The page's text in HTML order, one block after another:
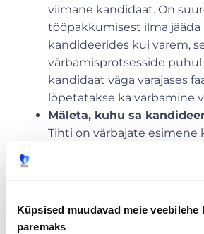
Küpsised muudavad meie veebilehe
paremaks
viimane kandidaat. On
tööpakkumisest ilma jääda
kandideerides kui varem,
värbamisprotsesside
kandidaat väga varajases
lõpetatakse ka värbamine
Mäleta, kuhu sa
Tihti on värbajate esimene
motivatsiooni. Kui sul ei
endale antud töökoht
väiksem.